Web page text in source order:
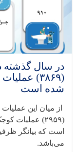
در سال گذشته
(۳۸۶۹)
شده است
از میان این
(۲۹۵۹)
عملیات
است که بیانگر
می‌باشد.